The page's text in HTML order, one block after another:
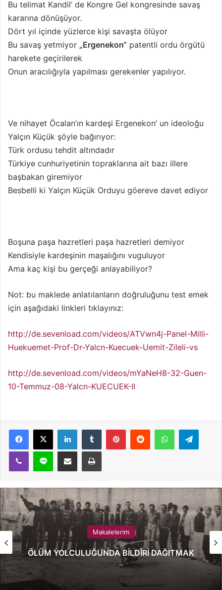
Bu telimat Kandil’ de Kongre Gel kongresinde savaş
kararına dönüşüyor.
Dört yıl içinde yüzlerce kişi savaşta ölüyor
Bu savaş yetmiyor „Ergenekon“ patentli ordu örgütü
harekete geçirilerek
Onun aracılığıyla yapılması gerekenler yapılıyor.
Ve nihayet Öcalan’ın kardeşi Ergenekon’ un ideoloğu
Yalçın Küçük şöyle bağırıyor:
Türk ordusu tehdit altındadır
Türkiye cunhuriyetinin topraklarına ait bazı illere
başbakan giremiyor
Besbelli ki Yalçın Küçük Orduyu göereve davet ediyor
Boşuna paşa hazretleri paşa hazretleri demiyor
Kendisiyle kardeşinin maşalığını vuguluyor
Ama kaç kişi bu gerçeği anlayabiliyor?
Not: bu maklede anlatılanların doğruluğunu test emek
için aşağıdaki linkleri tıklayınız:
http://de.sevenload.com/videos/ATVwn4j-Panel-Milli-
Huekuemet-Prof-Dr-Yalcn-Kuecuek-Uemit-Zileli-vs
http://de.sevenload.com/videos/mYaNeH8-32-Guen-
10-Temmuz-08-Yalcn-KUECUEK-II
WhatsApp
Makalelerim
ÖLÜM YOLCULUĞUNDA BİLDİRİ DAĞITMAK